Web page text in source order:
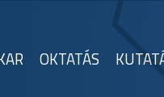
OKTATÁS